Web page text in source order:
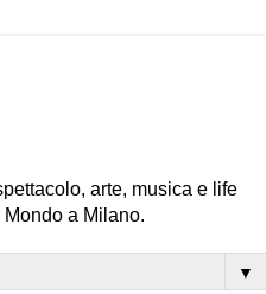
arte, musica e life
a Milano.
▼